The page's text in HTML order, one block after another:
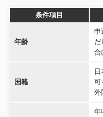
条件項目
年齢
申
だ
合
国籍
可
外
年